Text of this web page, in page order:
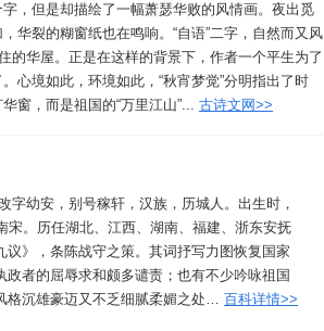
，但是却描绘了一幅萧瑟华败的风情画。夜出觅
华裂的糊窗纸也在鸣响。“自语”二字，自然而又风
的华屋。正是在这样的背景下，作者一个平生为了
心境如此，环境如此，“秋宵梦觉”分明指出了时
窗，而是祖国的“万里江山”... 古诗文网>>
字幼安，别号稼轩，汉族，历城人。出生时，
。历任湖北、江西、湖南、福建、浙东安抚
》，条陈战守之策。其词抒写力图恢复国家
者的屈辱求和颇多谴责；也有不少吟咏祖国
格沉雄豪迈又不乏细腻柔媚之处… 百科详情>>